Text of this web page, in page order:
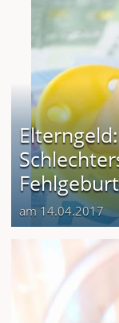
Fehlgeburt
am 14.04.2017